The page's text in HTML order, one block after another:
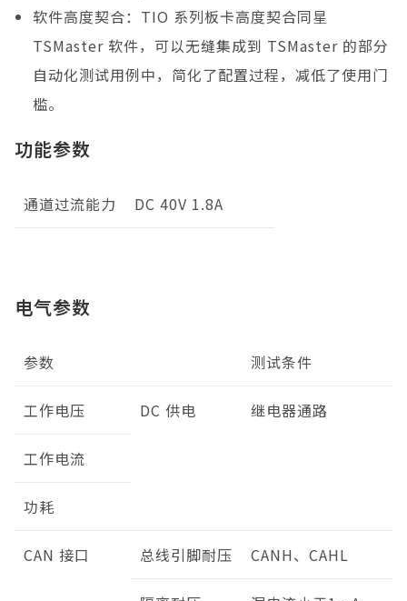
软件高度契合：TIO 系列板卡高度契合同星
TSMaster 软件，可以无缝集成到 TSMaster 的部分
自动化测试用例中，简化了配置过程，减低了使用门
槛。
功能参数
通道过流能力 DC 40V 1.8A
电气参数
参数 测试条件
工作电压 DC 供电 继电器通路
工作电流
功耗
CAN 接口 总线引脚耐压 CANH、CAHL